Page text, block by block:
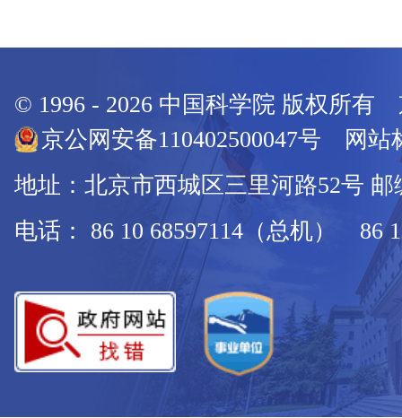
© 1996 - 2026 中国科学院 版权所有
京公网安备110402500047号 网站
地址：北京市西城区三里河路52号 邮
电话： 86 10 68597114（总机） 86